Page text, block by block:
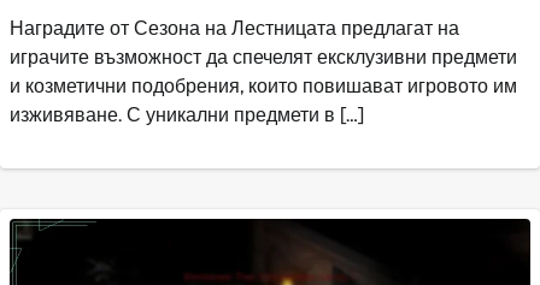
Наградите от Сезона на Лестницата предлагат на
играчите възможност да спечелят ексклузивни предмети
и козметични подобрения, които повишават игровото им
изживяване. С уникални предмети в […]